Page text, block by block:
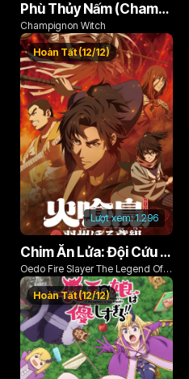
Phù Thủy Nấm (Champignon no Majo)
Champignon Witch
Lượt xem:1.296
Hoàn Tất (12/12)
Chim Ăn Lửa: Đội Cứu Hỏa Rách Rưới Vùng Ushu
Oedo Fire Slayer The Legend Of
Phoenix
Hoàn Tất (12/12)